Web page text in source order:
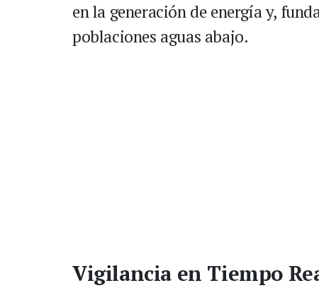
en la generación de energía y,
poblaciones aguas abajo.
Vigilancia en Tiempo